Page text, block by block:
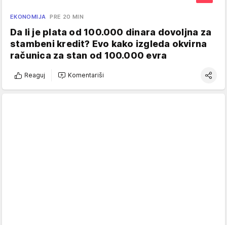
EKONOMIJA PRE 20 MIN
Da li je plata od 100.000 dinara dovoljna za
stambeni kredit? Evo kako izgleda okvirna
računica za stan od 100.000 evra
Reaguj Komentariši